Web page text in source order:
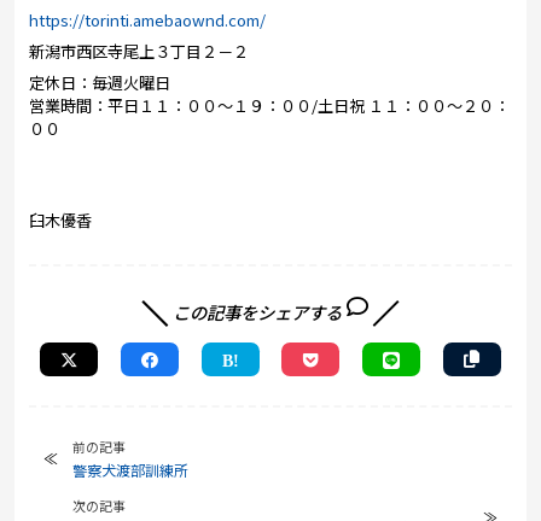
https://torinti.amebaownd.com/
新潟市西区寺尾上３丁目２－２
定休日：毎週火曜日
営業時間：平日１１：００～１９：００/土日祝 １１：００～２０：
００
臼木優香
この記事をシェアする
前の記事
警察犬渡部訓練所
次の記事